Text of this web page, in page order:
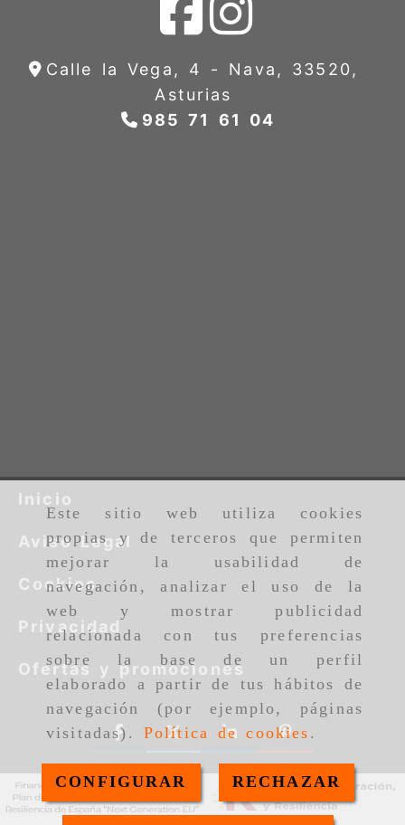
Este sitio web utiliza cookies
propias y de terceros que permiten
mejorar la usabilidad de
navegación, analizar el uso de la
web y mostrar publicidad
relacionada con tus preferencias
sobre la base de un perfil
elaborado a partir de tus hábitos de
navegación (por ejemplo, páginas
visitadas). Política de cookies .
CONFIGURAR RECHAZAR
Calle la Vega, 4 - Nava, 33520,
Asturias
985 71 61 04
Inicio
Aviso Legal
Cookies
Privacidad
Ofertas y promociones